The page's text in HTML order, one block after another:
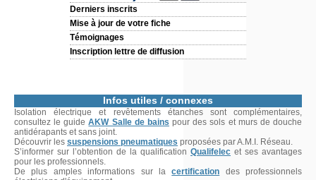
Derniers inscrits
Mise à jour de votre fiche
Témoignages
Inscription lettre de diffusion
Infos utiles / connexes
Isolation électrique et revêtements étanches sont complémentaires,
consultez le guideAKW Salle de bains pour des sols et murs de douche
antidérapants et sans joint.
Découvrir les suspensions pneumatiques proposées par A.M.I. Réseau.
S’informer sur l’obtention de la qualification Qualifelec et ses avantages
pour les professionnels.
De plus amples informations sur lacertification des professionnels